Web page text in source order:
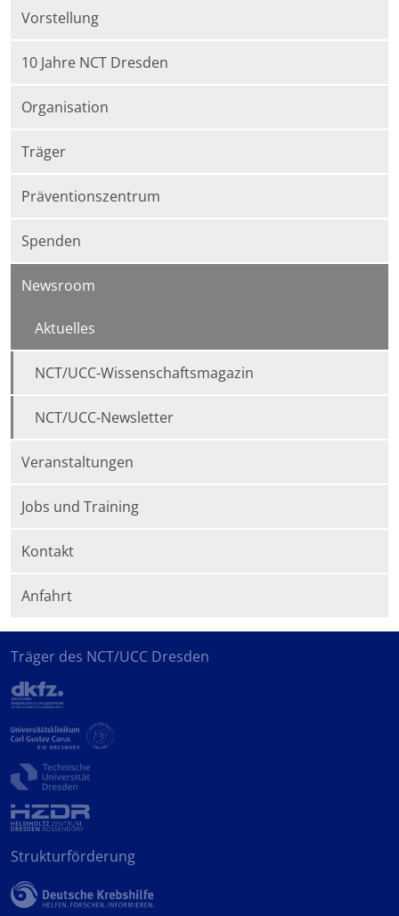
Vorstellung
10 Jahre NCT Dresden
Organisation
Träger
Präventionszentrum
Spenden
Newsroom
Aktuelles
NCT/UCC-Wissenschaftsmagazin
NCT/UCC-Newsletter
Veranstaltungen
Jobs und Training
Kontakt
Anfahrt
Träger des NCT/UCC Dresden
Strukturförderung